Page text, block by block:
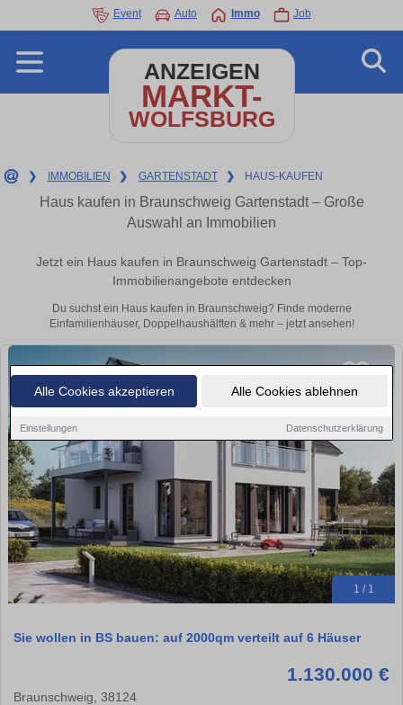
Alle Cookies akzeptieren Alle Cookies ablehnen
Einstellungen Datenschutzerklärung
Event Auto Immo Job
ANZEIGEN
MARKT-
WOLFSBURG
❯ IMMOBILIEN ❯ GARTENSTADT ❯ HAUS-KAUFEN
Haus kaufen in Braunschweig Gartenstadt – Große
Auswahl an Immobilien
Jetzt ein Haus kaufen in Braunschweig Gartenstadt – Top-
Immobilienangebote entdecken
Du suchst ein Haus kaufen in Braunschweig? Finde moderne
Einfamilienhäuser, Doppelhaushälften & mehr – jetzt ansehen!
1 / 1
Sie wollen in BS bauen: auf 2000qm verteilt auf 6 Häuser
1.130.000 €
Braunschweig, 38124